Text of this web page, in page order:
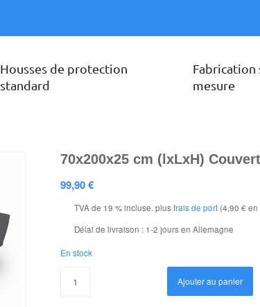
Housses de protection
standard
Fabrication
mesure
70x200x25 cm (lxLxH)
99,90€
TVA de 19 % incluse. plusfrais de port(4,90 € en
Délai de livraison : 1-2 jours en Allemagne
En stock
Ajouter au panier